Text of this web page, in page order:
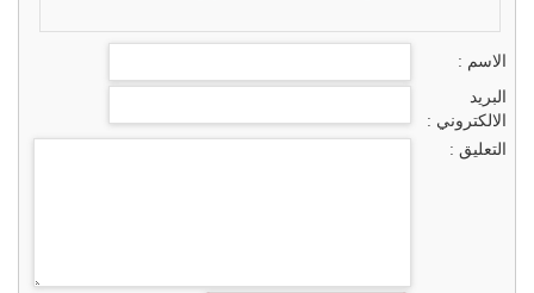
الاسم :
البريد
الالكتروني :
التعليق :